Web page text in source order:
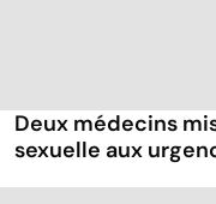
Deux médecins
sexuelle aux